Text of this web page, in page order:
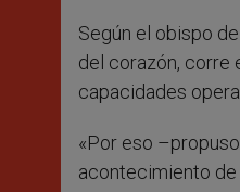
Según el obispo
del corazón, corre
capacidades
«Por eso
acontecimiento de